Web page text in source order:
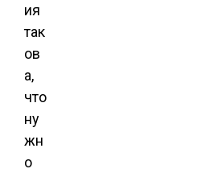
ия
так
ов
а,
что
ну
жн
о